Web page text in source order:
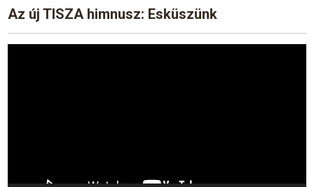
Az új TISZA himnusz: Esküszünk